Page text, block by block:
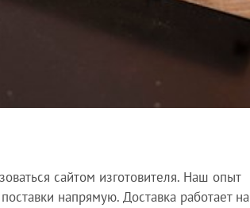
сайтом изготовителя. Наш опыт
напрямую. Доставка работает на